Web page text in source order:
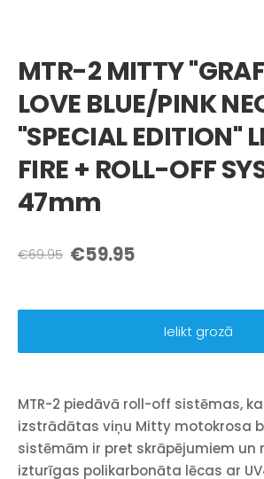
MTR-2 MITTY
LOVE BLUE/PINK
"SPECIAL EDITION"
FIRE + ROLL-OFF
47mm
€69.95 €59.95
Ielikt grozā
MTR-2 piedāvā roll-off sistēmas,
izstrādātas viņu Mitty motokrosa
sistēmām ir pret skrāpējumiem un
izturīgas polikarbonāta lēcas ar